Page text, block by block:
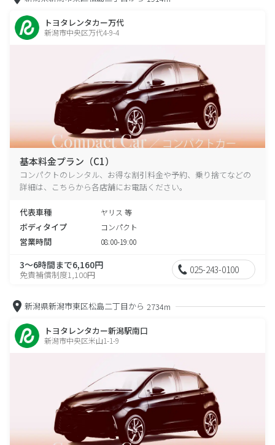
トヨタレンタカー万代
新潟市中央区万代4-9-4
基本料金プラン（C1）
コンパクトのレンタル、お得な割引料金や予約、乗り捨てなどの
詳細は、こちらから各店舗にお電話ください。
代表車種 ヤリス 等
ボディタイプ コンパクト
営業時間 08:00-19:00
3～6時間まで6,160円
免責補償制度1,100円 025-243-0100
新潟県新潟市東区松島二丁目から 2734m
トヨタレンタカー新潟駅南口
新潟市中央区米山1-1-9